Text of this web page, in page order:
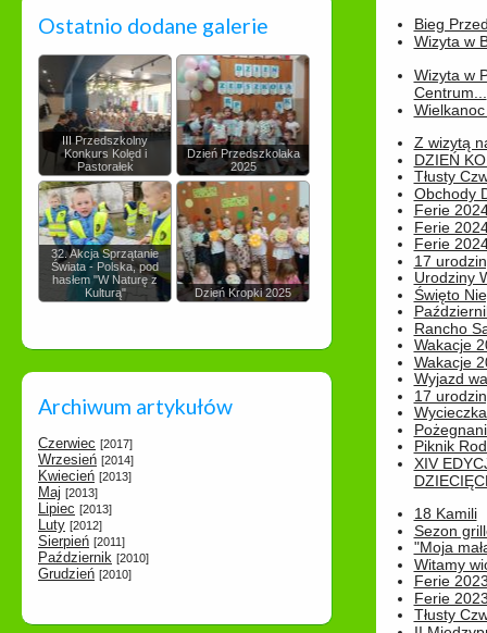
Ostatnio dodane galerie
III Przedszkolny
Konkurs Kolęd i
Pastorałek
Dzień Przedszkolaka
2025
32. Akcja Sprzątanie
Świata - Polska, pod
hasłem "W Naturę z
Kulturą"
Dzień Kropki 2025
Archiwum artykułów
Czerwiec [2017]
Wrzesień [2014]
Kwiecień [2013]
Maj [2013]
Lipiec [2013]
Luty [2012]
Sierpień [2011]
Październik [2010]
Grudzień [2010]
Bieg
Wizyta w
Wizyta w
Centrum...
Z wizytą
DZIEŃ
Tłusty
Obchody
Ferie
Ferie
Ferie
17
Urodziny
Święto
Rancho
Wakacje
Wakacje
Wyjazd
17
Piknik
XIV
18 Kamili
Sezon
"Moja
Witamy
Ferie
Ferie
Tłusty